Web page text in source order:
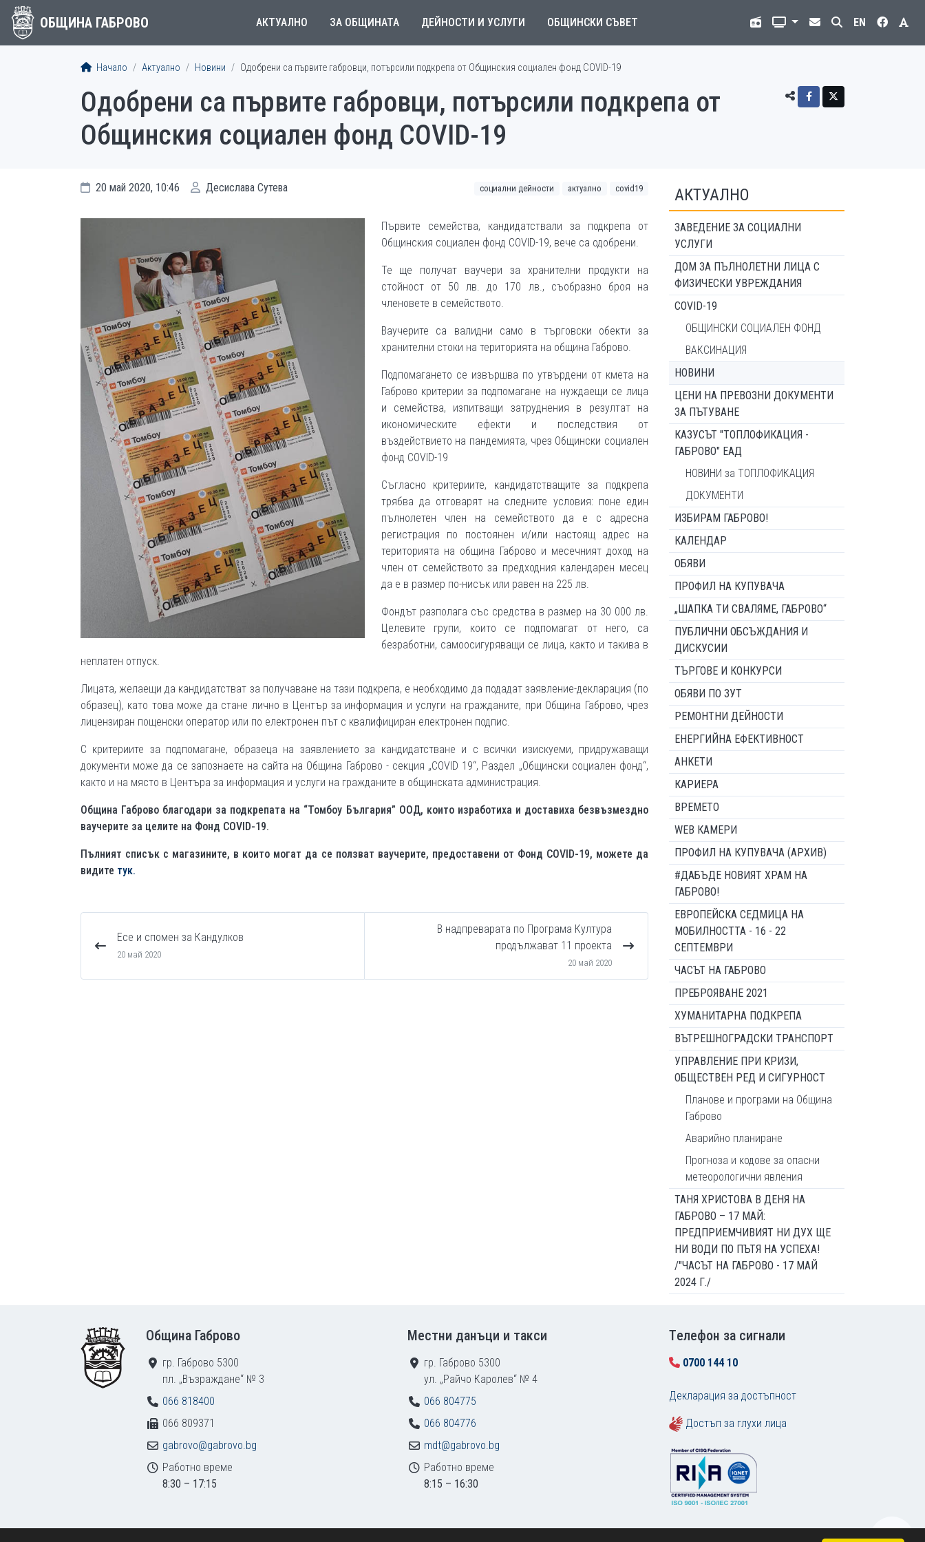
ОБЩИНА ГАБРОВО АКТУАЛНО ЗА ОБЩИНАТА ДЕЙНОСТИ И УСЛУГИ ОБЩИНСКИ СЪВЕТ EN
Начало Актуално Новини Одобрени са първите габровци, потърсили подкрепа от Общинския социален фонд COVID-19
Одобрени са първите габровци, потърсили подкрепа от
Общинския социален фонд COVID-19
20 май 2020, 10:46 Десислава Сутева социални дейности актуално covid19
Първите семейства, кандидатствали за подкрепа от
Общинския социален фонд COVID-19, вече са одобрени.
Те ще получат ваучери за хранителни продукти на
стойност от 50 лв. до 170 лв., съобразно броя на
членовете в семейството.
Ваучерите са валидни само в търговски обекти за
хранителни стоки на територията на община Габрово.
Подпомагането се извършва по утвърдени от кмета на
Габрово критерии за подпомагане на нуждаещи се лица
и семейства, изпитващи затруднения в резултат на
икономическите ефекти и последствия от
въздействието на пандемията, чрез Общински социален
фонд COVID-19
Съгласно критериите, кандидатстващите за подкрепа
трябва да отговарят на следните условия: поне един
пълнолетен член на семейството да е с адресна
регистрация по постоянен и/или настоящ адрес на
територията на община Габрово и месечният доход на
член от семейството за предходния календарен месец
да е в размер по-нисък или равен на 225 лв.
Фондът разполага със средства в размер на 30 000 лв.
Целевите групи, които се подпомагат от него, са
безработни, самоосигуряващи се лица, както и такива в
неплатен отпуск.
Лицата, желаещи да кандидатстват за получаване на тази подкрепа, е необходимо да подадат заявление-декларация (по
образец), като това може да стане лично в Център за информация и услуги на гражданите, при Община Габрово, чрез
лицензиран пощенски оператор или по електронен път с квалифициран електронен подпис.
С критериите за подпомагане, образеца на заявлението за кандидатстване и с всички изискуеми, придружаващи
документи може да се запознаете на сайта на Община Габрово - секция „COVID 19“, Раздел „Общински социален фонд“,
както и на място в Центъра за информация и услуги на гражданите в общинската администрация.
Община Габрово благодари за подкрепата на “Томбоу България” ООД, които изработиха и доставиха безвъзмездно
ваучерите за целите на Фонд COVID-19.
Пълният списък с магазините, в които могат да се ползват ваучерите, предоставени от Фонд COVID-19, можете да
видите тук.
Есе и спомен за Кандулков
20 май 2020
В надпреварата по Програма Култура
продължават 11 проекта
20 май 2020
АКТУАЛНО
ЗАВЕДЕНИЕ ЗА СОЦИАЛНИ
УСЛУГИ
ДОМ ЗА ПЪЛНОЛЕТНИ ЛИЦА С
ФИЗИЧЕСКИ УВРЕЖДАНИЯ
COVID-19
ОБЩИНСКИ СОЦИАЛЕН ФОНД
ВАКСИНАЦИЯ
НОВИНИ
ЦЕНИ НА ПРЕВОЗНИ ДОКУМЕНТИ
ЗА ПЪТУВАНЕ
КАЗУСЪТ "ТОПЛОФИКАЦИЯ -
ГАБРОВО" ЕАД
НОВИНИ за ТОПЛОФИКАЦИЯ
ДОКУМЕНТИ
ИЗБИРАМ ГАБРОВО!
КАЛЕНДАР
ОБЯВИ
ПРОФИЛ НА КУПУВАЧА
„ШАПКА ТИ СВАЛЯМЕ, ГАБРОВО“
ПУБЛИЧНИ ОБСЪЖДАНИЯ И
ДИСКУСИИ
ТЪРГОВЕ И КОНКУРСИ
ОБЯВИ ПО ЗУТ
РЕМОНТНИ ДЕЙНОСТИ
ЕНЕРГИЙНА ЕФЕКТИВНОСТ
АНКЕТИ
КАРИЕРА
ВРЕМЕТО
WEB КАМЕРИ
ПРОФИЛ НА КУПУВАЧА (АРХИВ)
#ДАБЪДЕ НОВИЯТ ХРАМ НА
ГАБРОВО!
ЕВРОПЕЙСКА СЕДМИЦА НА
МОБИЛНОСТТА - 16 - 22
СЕПТЕМВРИ
ЧАСЪТ НА ГАБРОВО
ПРЕБРОЯВАНЕ 2021
ХУМАНИТАРНА ПОДКРЕПА
ВЪТРЕШНОГРАДСКИ ТРАНСПОРТ
УПРАВЛЕНИЕ ПРИ КРИЗИ,
ОБЩЕСТВЕН РЕД И СИГУРНОСТ
Планове и програми на Община
Габрово
Аварийно планиране
Прогноза и кодове за опасни
метеорологични явления
ТАНЯ ХРИСТОВА В ДЕНЯ НА
ГАБРОВО – 17 МАЙ:
ПРЕДПРИЕМЧИВИЯТ НИ ДУХ ЩЕ
НИ ВОДИ ПО ПЪТЯ НА УСПЕХА!
/"ЧАСЪТ НА ГАБРОВО - 17 МАЙ
2024 Г./
Община Габрово
гр. Габрово 5300
пл. „Възраждане“ № 3
066 818400
066 809371
gabrovo@gabrovo.bg
Работно време
8:30 – 17:15
Местни данъци и такси
гр. Габрово 5300
ул. „Райчо Каролев“ № 4
066 804775
066 804776
mdt@gabrovo.bg
Работно време
8:15 – 16:30
Tелефон за сигнали
0700 144 10
Декларация за достъпност
Достъп за глухи лица